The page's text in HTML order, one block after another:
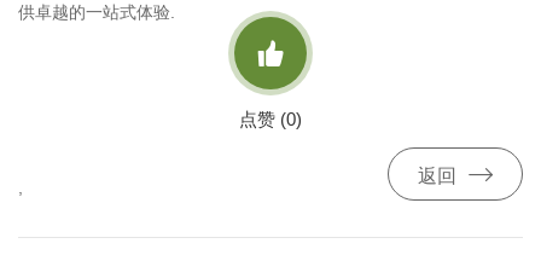
供卓越的一站式体验.

点赞 (0)
返回 